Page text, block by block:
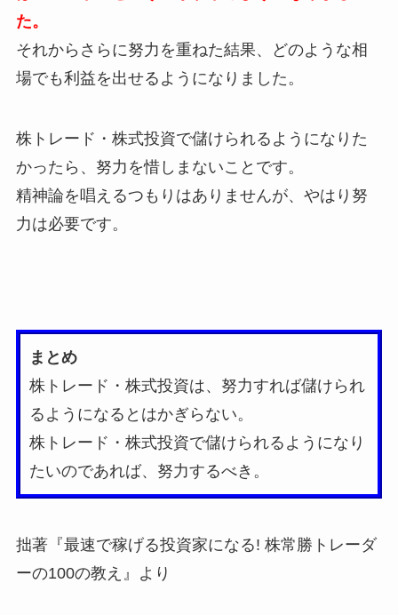
た。
それからさらに努力を重ねた結果、どのような相
場でも利益を出せるようになりました。
株トレード・株式投資で儲けられるようになりた
かったら、努力を惜しまないことです。
精神論を唱えるつもりはありませんが、やはり努
力は必要です。
まとめ
株トレード・株式投資は、努力すれば儲けられ
るようになるとはかぎらない。
株トレード・株式投資で儲けられるようになり
たいのであれば、努力するべき。
拙著『最速で稼げる投資家になる! 株常勝トレーダ
ーの100の教え』より